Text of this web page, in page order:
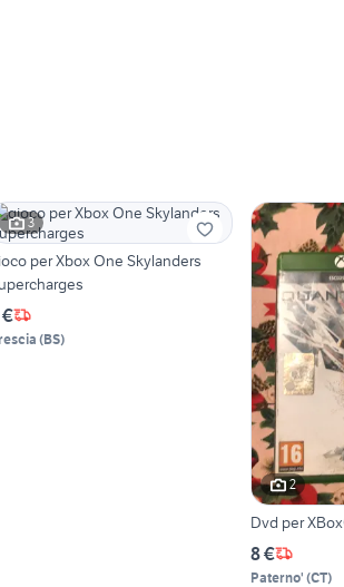
3
per Xbox One Skylanders
(BS)
2
Dvd per
8 €
Paterno' (CT)